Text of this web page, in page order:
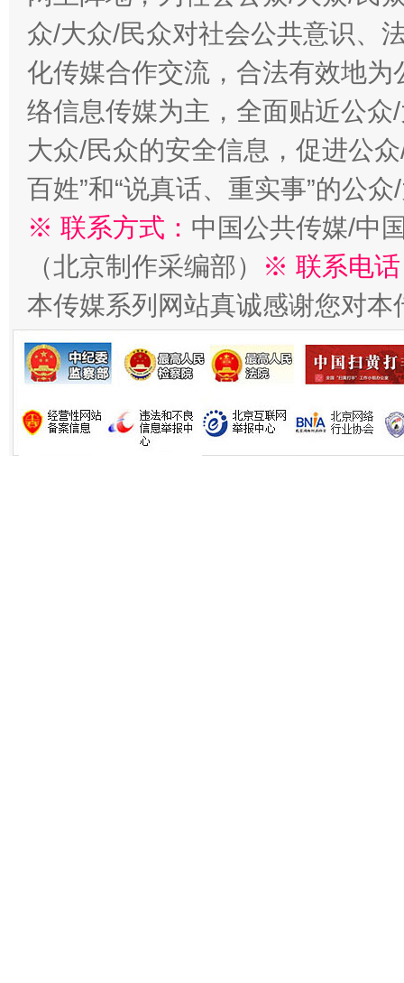
习近平的博鳌关键词
魏明
众/大众/民众对社会公共意识、
化传媒合作交流，合法有效地
络信息传媒为主，全面贴近公
大众/民众的安全信息，促进公
百姓”和“说真话、重实事”的公
※ 联系方式： 中国公共传媒/中
（北京制作采编部）
※ 联系电
本传媒系列网站真诚感谢您对